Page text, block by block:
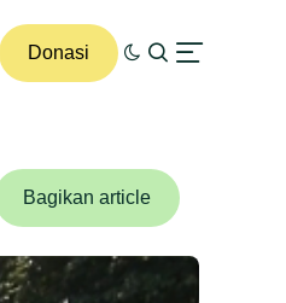
Donasi
Bagikan article